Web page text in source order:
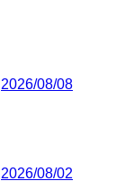
2026/08/08
2026/08/02